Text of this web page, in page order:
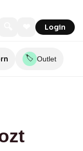
Login
🏷️ Outlet